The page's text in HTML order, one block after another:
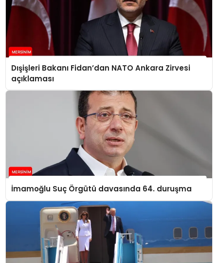
Dışişleri Bakanı Fidan’dan NATO Ankara Zirvesi
açıklaması
İmamoğlu Suç Örgütü davasında 64. duruşma